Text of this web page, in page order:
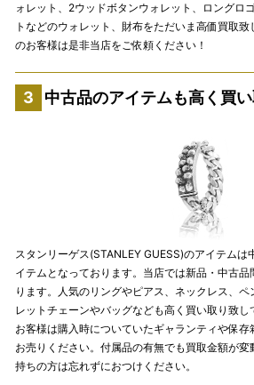
ォレット、2ウッドボタンウォレット、ロングロ
トなどのウォレット、財布をただいま高価買取致
のお客様は是非当店をご依頼ください！
中古品のアイテムも高く買い
スタンリーゲス(STANLEY GUESS)のアイテムは
イテムとなっております。当店では新品・中古
ります。人気のリングやピアス、ネックレス、ペ
レットチェーンやバッグなども高く買い取り致
お客様は購入時についていたギャランティや保
お売りください。付属品の有無でも買取金額が
持ちの方は忘れずにおつけください。